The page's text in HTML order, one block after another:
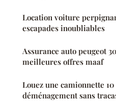
Location voiture
escapades inoubliables
Assurance auto peugeot
meilleures offres maaf
Louez une camionnette
déménagement sans